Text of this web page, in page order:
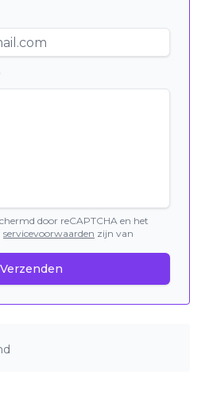
door reCAPTCHA en het
servicevoorwaarden zijn van
Verzenden